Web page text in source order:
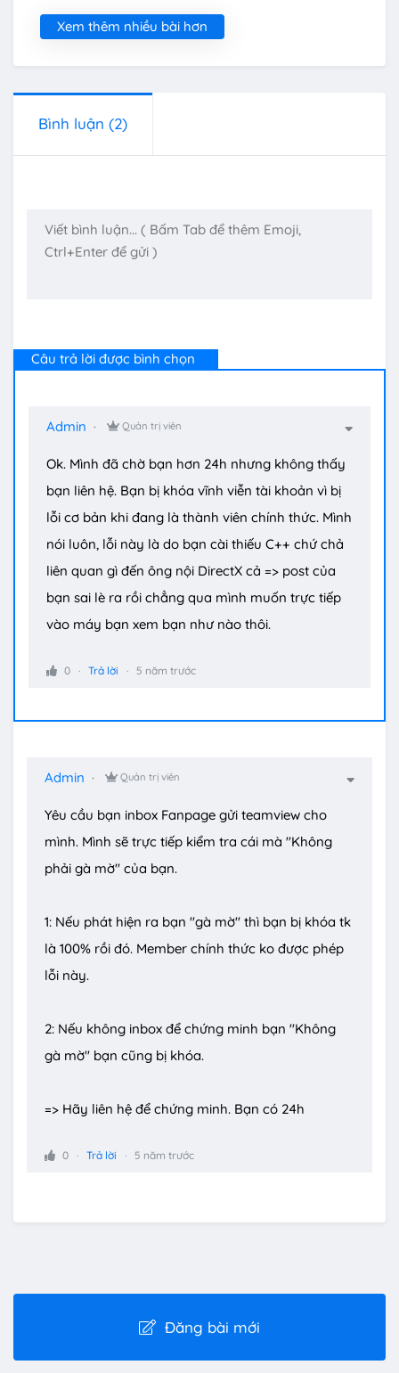
Xem thêm nhiều bài hơn
Bình luận (2)
Câu trả lời được bình chọn
Admin Quản trị viên
Ok. Mình đã chờ bạn hơn 24h nhưng không thấy
bạn liên hệ. Bạn bị khóa vĩnh viễn tài khoản vì bị
lỗi cơ bản khi đang là thành viên chính thức. Mình
nói luôn, lỗi này là do bạn cài thiếu C++ chứ chả
liên quan gì đến ông nội DirectX cả => post của
bạn sai lè ra rồi chẳng qua mình muốn trực tiếp
vào máy bạn xem bạn như nào thôi.
0 Trả lời 5 năm trước
Admin Quản trị viên
Yêu cầu bạn inbox Fanpage gửi teamview cho
mình. Mình sẽ trực tiếp kiểm tra cái mà "Không
phải gà mờ" của bạn.
1: Nếu phát hiện ra bạn "gà mờ" thì bạn bị khóa tk
là 100% rồi đó. Member chính thức ko được phép
lỗi này.
2: Nếu không inbox để chứng minh bạn "Không
gà mờ" bạn cũng bị khóa.
=> Hãy liên hệ để chứng minh. Bạn có 24h
0 Trả lời 5 năm trước
Đăng bài mới